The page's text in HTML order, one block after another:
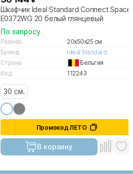
Шкафчик Ideal Standard Connect Space
E0372WG 20 белый глянцевый
По запросу
Размер
20x50x25 см
Бренд
Ideal Standard
Страна
Бельгия
Код
112243
30 см.
Промокод ЛЕТО
В корзину